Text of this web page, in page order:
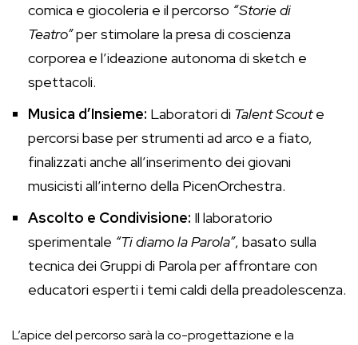
comica e giocoleria e il percorso “Storie di
Teatro”per stimolare la presa di coscienza
corporea e l’ideazione autonoma di sketch e
spettacoli.
Musica d’Insieme: Laboratori di Talent Scoute
percorsi base per strumenti ad arco e a fiato,
finalizzati anche all’inserimento dei giovani
musicisti all’interno della PicenOrchestra.
Ascolto e Condivisione: Il laboratorio
sperimentale “Ti diamo la Parola”, basato sulla
tecnica dei Gruppi di Parola per affrontare con
educatori esperti i temi caldi della preadolescenza.
L’apice del percorso sarà la co-progettazione e la